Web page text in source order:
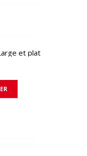
et plat